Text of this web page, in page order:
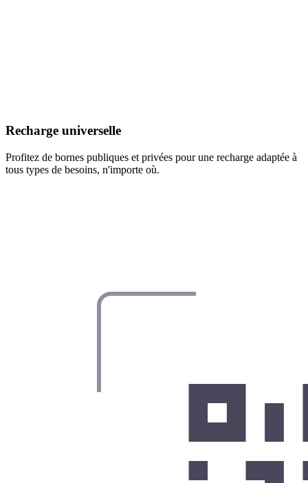
Recharge universelle
Profitez de bornes publiques et privées pour une recharge adaptée à
tous types de besoins, n'importe où.